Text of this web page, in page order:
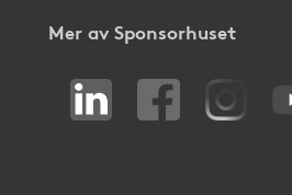
Mer av Sponsorhuset